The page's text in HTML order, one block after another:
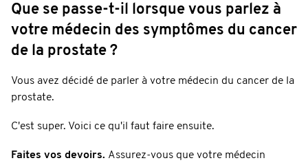
Que se passe-t-il lorsque vous parlez à
votre médecin des symptômes du cancer
de la prostate ?
Vous avez décidé de parler à votre médecin du cancer de la
prostate.
C'est super. Voici ce qu'il faut faire ensuite.
Faites vos devoirs. Assurez-vous que votre médecin